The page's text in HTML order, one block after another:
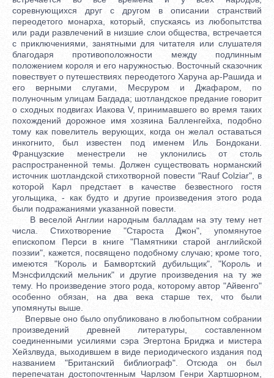
соревнующихся друг с другом в описании странствий
переодетого монарха, который, спускаясь из любопытства
или ради развлечений в низшие слои общества, встречается
с приключениями, занятными для читателя или слушателя
благодаря противоположности между подлинным
положением короля и его наружностью. Восточный сказочник
повествует о путешествиях переодетого Харуна ар-Рашида и
его верными слугами, Месруром и Джафаром, по
полуночным улицам Багдада; шотландское предание говорит
о сходных подвигах Иакова V, принимавшего во время таких
похождений дорожное имя хозяина Балленгейха, подобно
тому как повелитель верующих, когда он желал оставаться
инкогнито, был известен под именем Иль Бондокани.
Французские менестрели не уклонились от столь
распространенной темы. Должен существовать норманский
источник шотландской стихотворной повести "Rauf Colziar", в
которой Карл предстает в качестве безвестного гостя
угольщика, - как будто и другие произведения этого рода
были подражаниями указанной повести.
В веселой Англии народным балладам на эту тему нет
числа. Стихотворение "Староста Джон", упомянутое
епископом Перси в книге "Памятники старой английской
поэзии", кажется, посвящено подобному случаю; кроме того,
имеются "Король и Бамвортский дубильщик", "Король и
Мэнсфилдский мельник" и другие произведения на ту же
тему. Но произведение этого рода, которому автор "Айвенго"
особенно обязан, на два века старше тех, что были
упомянуты выше.
Впервые оно было опубликовано в любопытном собрании
произведений древней литературы, составленном
соединенными усилиями сэра Эгертона Бриджа и мистера
Хейзлвуда, выходившем в виде периодического издания под
названием "Британский библиограф". Отсюда он был
перепечатан достопочтенным Чарлзом Генри Хартшорном,